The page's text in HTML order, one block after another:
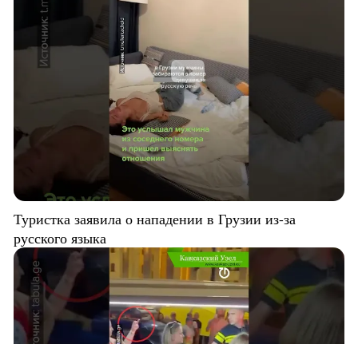
Туристка заявила о нападении в Грузии из-за
русского языка